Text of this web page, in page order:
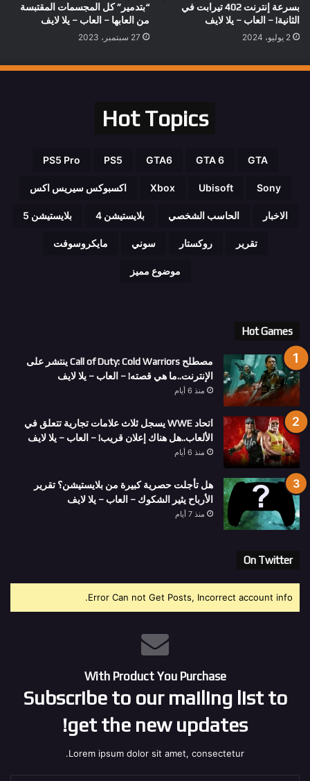
بسرعة إنترنت 402 تيرابت في
الثانية! – العاب – يلا لايف
2 يوليو، 2024
“بتدمير” كل المجسمات المقتبسة
من العابها – العاب – يلا لايف
27 سبتمبر، 2023
Hot Topics
GTA
GTA 6
GTA6
PS5
PS5 Pro
Sony
Ubisoft
Xbox اكسبوكس سيريس اكس
الاخبار الحاسب الشخصي بلايستيشن 4 بلايستيشن 5
تقرير روكستار سوني مايكروسوفت
موضوع مميز
Hot Games
مصطلح Call of Duty: Cold Warriors ينتشر على
الإنترنت..ما هي قصته! – العاب – يلا لايف
منذ 6 أيام
اتحاد WWE يسجل ثلاث علامات تجارية تتعلق في
الألعاب..هل هناك إعلان قريب! – العاب – يلا لايف
منذ 6 أيام
هل تأجلت حصرية كبيرة من بلايستيشن؟ تقرير
الأرباح يثير الشكوك – العاب – يلا لايف
منذ 7 أيام
On Twitter
Error Can not Get Posts, Incorrect account info.
With Product You Purchase
Subscribe to our mailing list to
get the new updates!
Lorem ipsum dolor sit amet, consectetur.